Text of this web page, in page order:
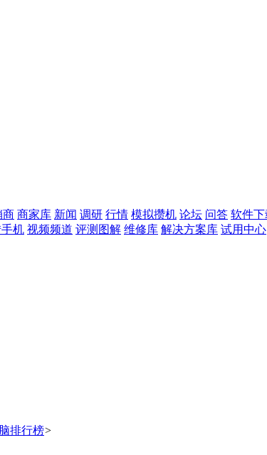
商 商家库 新闻 调研 行情 模拟攒机 论坛 问答 软件下
机 视频频道 评测图解 维修库 解决方案库 试用中心
排行榜>